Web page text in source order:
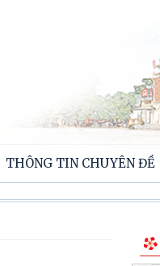
THÔNG TIN CHUYÊN ĐỀ